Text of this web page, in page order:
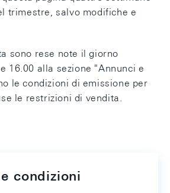
trimestre, salvo modifiche e
sono rese note il giorno
16.00 alla sezione "Annunci e
le condizioni di emissione per
le restrizioni di vendita.
condizioni